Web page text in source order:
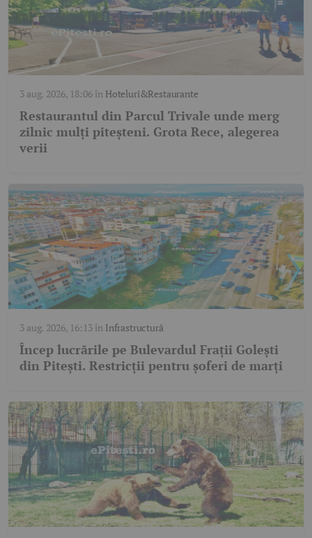
3 aug. 2026, 18:06în Hoteluri&Restaurante
Restaurantul din Parcul Trivale unde merg
zilnic mulți piteșteni. Grota Rece, alegerea
verii
3 aug. 2026, 16:13în Infrastructură
Încep lucrările pe Bulevardul Frații Golești
din Pitești. Restricții pentru șoferi de marți